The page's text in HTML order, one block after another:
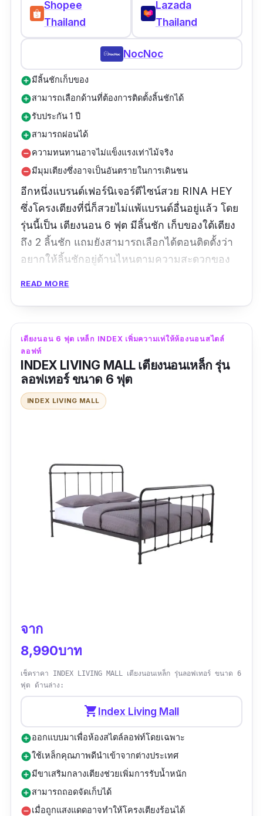
Shopee
Thailand
Lazada
Thailand
NocNoc
add_circleมีลิ้นชักเก็บของ
add_circleสามารถเลือกด้านที่ต้องการติดตั้งลิ้นชักได้
add_circleรับประกัน 1 ปี
add_circleสามารถผ่อนได้
remove_circleความทนทานอาจไม่แข็งแรงเท่าไม้จริง
remove_circleมีมุมเตียงซึ่งอาจเป็นอันตรายในการเดินชน
อีกหนึ่งแบรนด์เฟอร์นิเจอร์ดีไซน์สวย RINA HEY
ซึ่งโครงเตียงที่นี่ก็สวยไม่แพ้แบรนด์อื่นอยู่แล้ว โดย
รุ่นนี้เป็น เตียงนอน 6 ฟุต มีลิ้นชัก เก็บของใต้เตียง
ถึง 2 ลิ้นชัก แถมยังสามารถเลือกได้ตอนติดตั้งว่า
อยากให้ลิ้นชักอยู่ด้านไหนตามความสะดวกของ
ไม้ Particle Board ปิดผิวเมลามีนชั้นดี ให้เฉดสีไม้
ที่ดูเป็นธรรมชาติ ใครอยากได้เตียงนอน 6 ฟุตสวย
ๆ ต้องห้ามพลาดแบรนด์นี้เลย
รีวิวจากผู้ใช้จริง
งานประกอบแน่นหนา โครงสร้างแข็งแรงสมราคา
READ MORE
เตียงนอน 6 ฟุต เหล็ก INDEX เพิ่มความเท่ให้ห้องนอนสไตล์
ลอฟท์
INDEX LIVING MALL เตียงนอนเหล็ก รุ่น
ลอฟเทอร์ ขนาด 6 ฟุต
INDEX LIVING MALL
จาก
8,990บาท
เช็คราคา INDEX LIVING MALL เตียงนอนเหล็ก รุ่นลอฟเทอร์ ขนาด 6
ฟุต ด้านล่าง:
shopping_cartIndex Living Mall
add_circleออกแบบมาเพื่อห้องสไตล์ลอฟท์โดยเฉพาะ
add_circleใช้เหล็กคุณภาพดีนำเข้าจากต่างประเทศ
add_circleมีขาเสริมกลางเตียงช่วยเพิ่มการรับน้ำหนัก
add_circleสามารถถอดจัดเก็บได้
remove_circleเมื่อถูกแสงแดดอาจทำให้โครงเตียงร้อนได้